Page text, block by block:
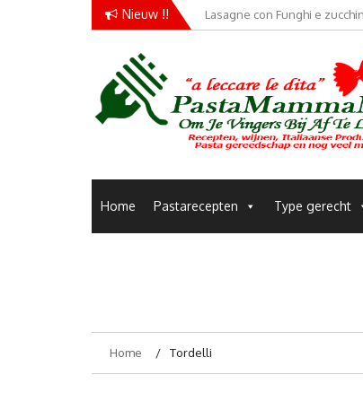
Nieuw !! Lasagne con Funghi e
Pastamammamia
Home Pastarecepten Type gerecht
Home Tordelli